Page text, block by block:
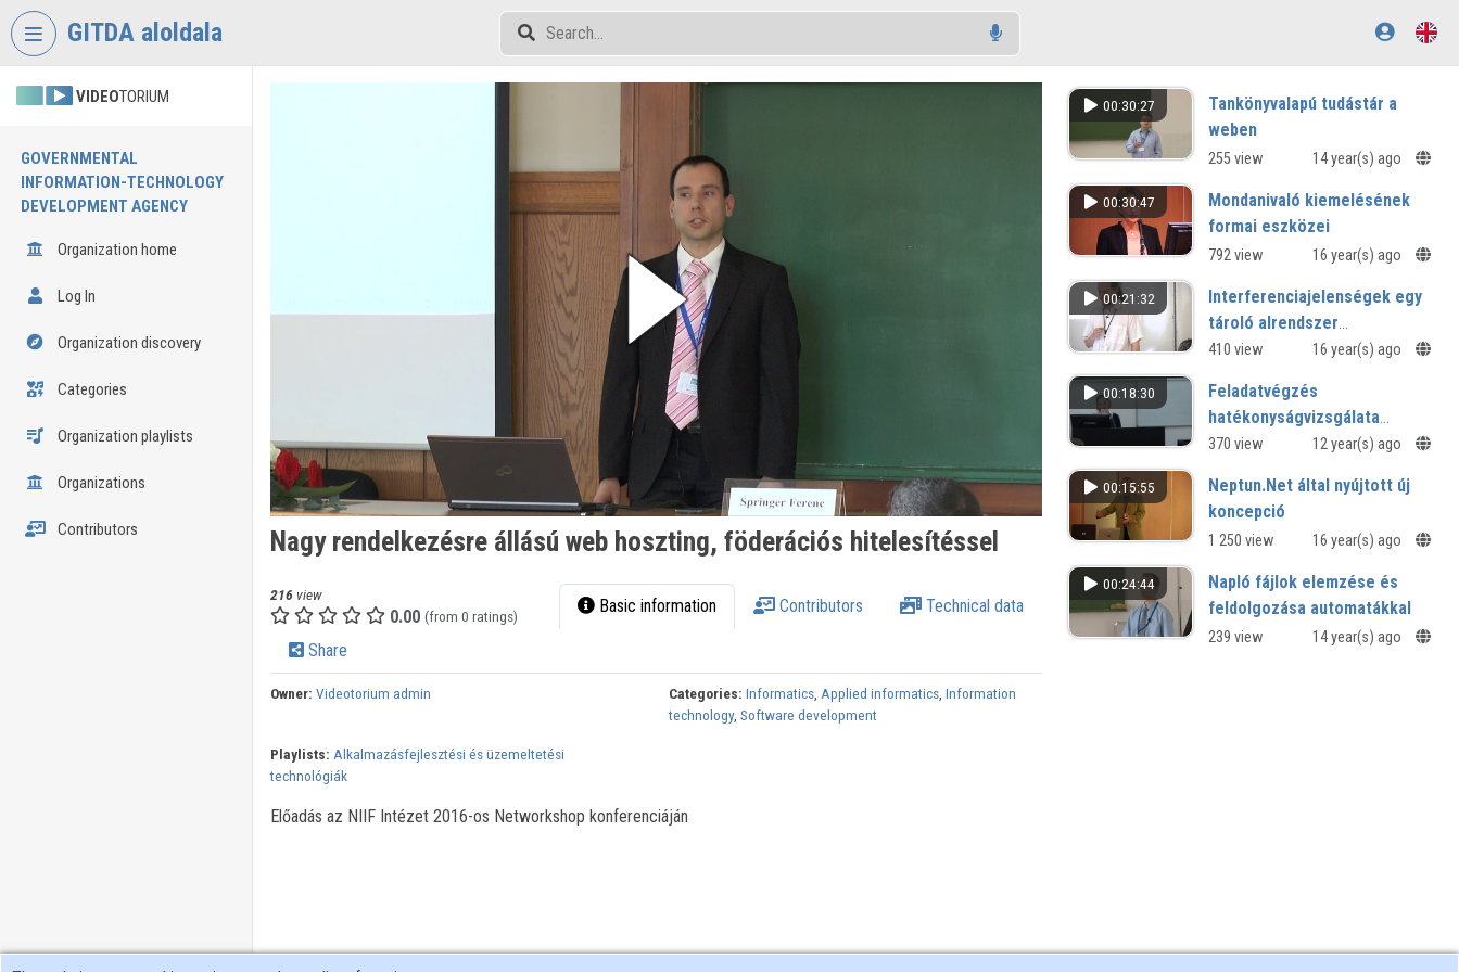
Skip header
GITDA aloldala
VIDEOTORIUM
GOVERNMENTAL
INFORMATION-TECHNOLOGY
DEVELOPMENT AGENCY
Organization home
Log In
Organization discovery
Categories
Organization playlists
Organizations
Contributors Nagy rendelkezésre állású web hoszting, föderációs hitelesítéssel
216 view
0.00 (from 0 ratings) Basic information Contributors Technical data
Share
Owner: Videotorium admin Categories: Informatics,Applied informatics,Information
technology,Software development
Playlists: Alkalmazásfejlesztési és üzemeltetési
technológiák
Előadás az NIIF Intézet 2016-os Networkshop konferenciáján
00:30:27
Tankönyvalapú tudástár a
weben
255 view 14 year(s) ago
00:30:47
Mondanivaló kiemelésének
formai eszközei
792 view 16 year(s) ago
00:21:32
Interferenciajelenségek egy
tároló alrendszer
teljesítményében
410 view 16 year(s) ago
00:18:30
Feladatvégzés
hatékonyságvizsgálata
multitasking környezetben
370 view 12 year(s) ago
00:15:55
Neptun.Net által nyújtott új
koncepció
1 250 view 16 year(s) ago
00:24:44
Napló fájlok elemzése és
feldolgozása automatákkal
239 view 14 year(s) ago